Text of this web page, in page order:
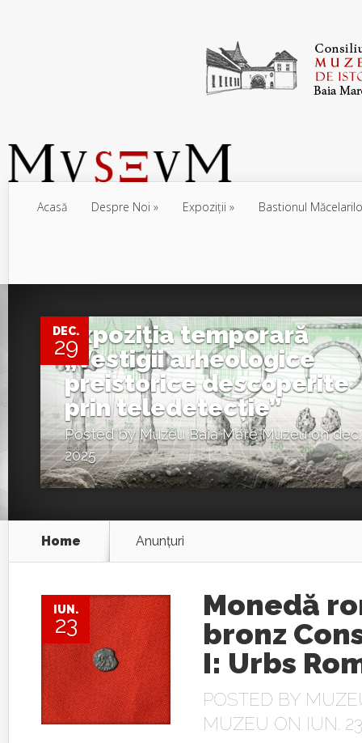
Acasă Despre Noi Expoziţii Bastionul
DEC.
29
0
Expoziția temporară
„Vestigii arheologice
preistorice descoperite
prin teledetecție”
Posted byMuzeu Baia Mare Muzeuon dec.
2025
Home Anunţuri
IUN.
23
Monedă
bronz
I: Urbs
POSTED BY
MUZEU ON IUN.